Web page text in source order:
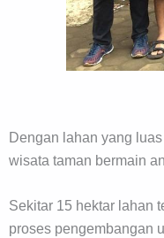
Dengan lahan yang
wisata taman bermain
Sekitar 15 hektar lahan
proses pengembangan